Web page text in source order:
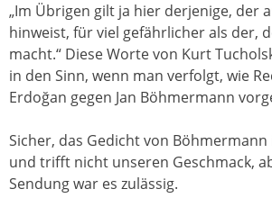
„Im Übrigen gilt ja hier derjenige, der
hinweist, für viel gefährlicher als der,
macht.“ Diese Worte von Kurt
in den Sinn, wenn man verfolgt, wie
Erdoğan gegen Jan Böhmermann
Sicher, das Gedicht von
und trifft nicht unseren Geschmack,
Sendung war es zulässig.